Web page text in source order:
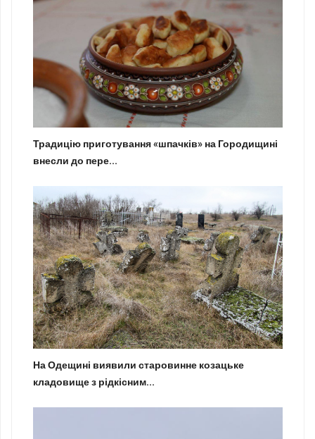
Традицію приготування «шпачків» на Городищині
внесли до пере...
На Одещині виявили старовинне козацьке
кладовище з рідкісним...